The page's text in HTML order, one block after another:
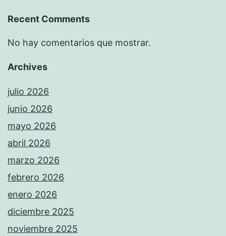
Recent Comments
No hay comentarios que mostrar.
Archives
julio 2026
junio 2026
mayo 2026
abril 2026
marzo 2026
febrero 2026
enero 2026
diciembre 2025
noviembre 2025